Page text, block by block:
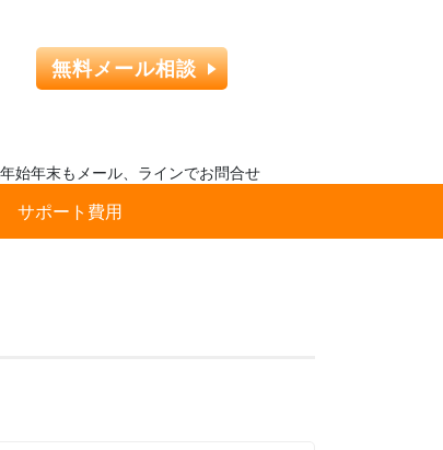
無料メール相談
始年末もメール、ラインでお問合せ
サポート費用